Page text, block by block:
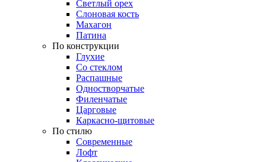
Светлый орех
Слоновая кость
Махагон
Патина
По конструкции
Глухие
Со стеклом
Распашные
Одностворчатые
Филенчатые
Царговые
Каркасно-щитовые
По стилю
Современные
Лофт